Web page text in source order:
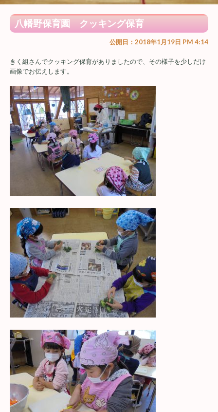
八幡野保育園 クッキング保育
公開日：2018年1月19日 PM 4:14
きく組さんでクッキング保育がありましたので、その様子を少しだけ
画像でお伝えします。